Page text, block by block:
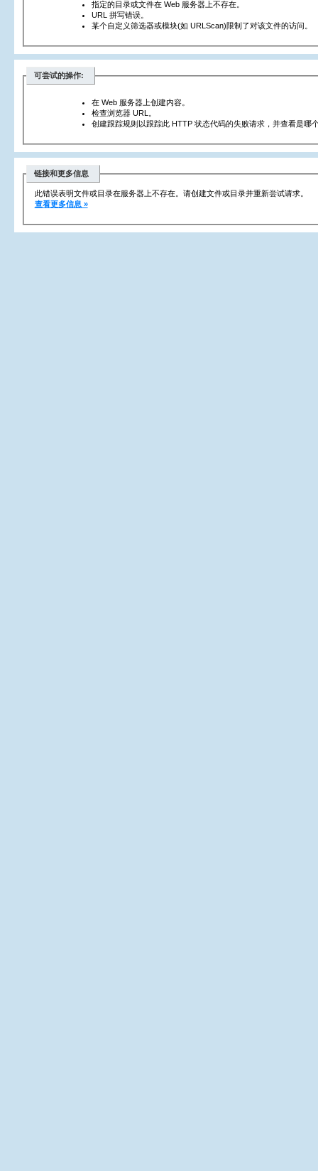
指定的目录或文件在 Web 服务器上不存在。
URL 拼写错误。
某个自定义筛选器或模块(如 URLScan)限制了对该文件的访问。
可尝试的操作:
在 Web 服务器上创建内容。
检查浏览器 URL。
创建跟踪规则以跟踪此 HTTP 状态代码的失败请求，并查看是哪
链接和更多信息
此错误表明文件或目录在服务器上不存在。请创建文件或目录并重新尝试请求。
查看更多信息 »